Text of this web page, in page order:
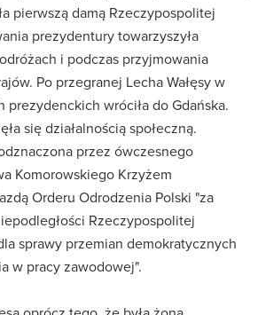
pierwszą damą Rzeczypospolitej
prezydentury towarzyszyła
i podczas przyjmowania
Po przegranej Lecha Wałęsy w
prezydenckich wróciła do Gdańska.
się działalnością społeczną.
przez ówczesnego
Komorowskiego Krzyżem
Orderu Odrodzenia Polski "za
Rzeczypospolitej
sprawy przemian demokratycznych
w pracy zawodowej".